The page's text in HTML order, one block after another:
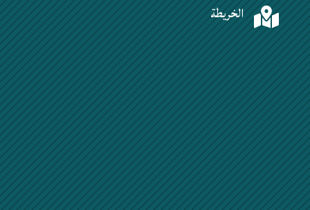
 الخريطة